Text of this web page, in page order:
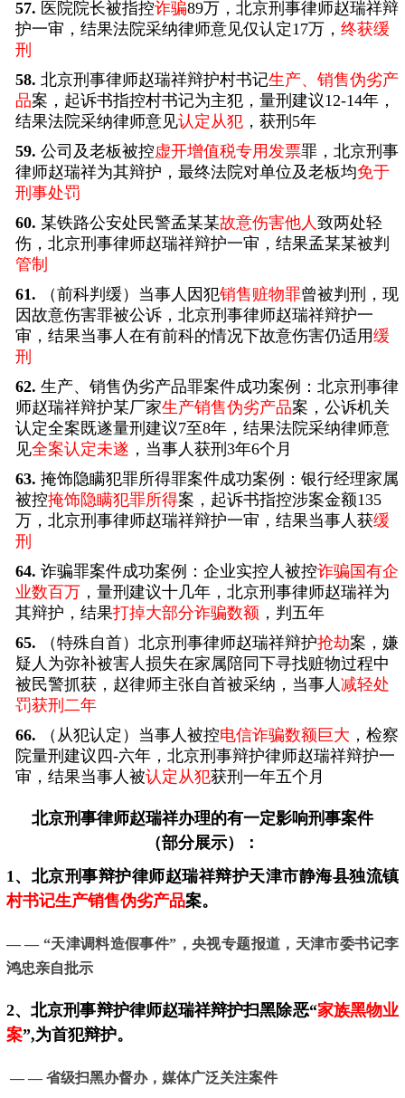
57. 医院院长被指控诈骗89万，北京刑事律师赵瑞祥辩
护一审，结果法院采纳律师意见仅认定17万， 终获缓
刑
58. 北京刑事律师赵瑞祥辩护村书记生产、销售伪劣产
品案，起诉书指控村书记为主犯，量刑建议12-14年，
结果法院采纳律师意见认定从犯 ，获刑5年
59. 公司及老板被控虚开增值税专用发票罪，北京刑事
律师赵瑞祥为其辩护，最终法院对单位及老板均免于
刑事处罚
60. 某铁路公安处民警孟某某故意伤害他人 致两处轻
伤，北京刑事律师赵瑞祥辩护一审，结果孟某某被判
管制
61.
（前科判缓）当事人因犯销售赃物罪曾被判刑，现
因故意伤害罪被公诉，北京刑事律师赵瑞祥辩护一
审，结果当事人在有前科的情况下故意伤害仍适用缓
刑
62. 生产、销售伪劣产品罪案件成功案例：北京刑事律
师赵瑞祥辩护某厂家生产销售伪劣产品案，公诉机关
认定全案既遂量刑建议7至8年，结果法院采纳律师意
见全案认定未遂 ，当事人获刑3年6个月
63. 掩饰隐瞒犯罪所得罪案件成功案例：银行经理家属
被控掩饰隐瞒犯罪所得案，起诉书指控涉案金额135
万，北京刑事律师赵瑞祥辩护一审，结果当事人获缓
刑
64. 诈骗罪案件成功案例：企业实控人被控诈骗国有企
业数百万 ，量刑建议十几年，北京刑事律师赵瑞祥为
其辩护，结果打掉大部分诈骗数额 ，判五年
65.
（特殊自首）北京刑事律师赵瑞祥辩护抢劫案，嫌
疑人为弥补被害人损失在家属陪同下寻找赃物过程中
被民警抓获，赵律师主张自首被采纳，当事人 减轻处
罚获刑二年
66.
（从犯认定）当事人被控电信诈骗数额巨大 ，检察
院量刑建议四-六年，北京刑事辩护律师赵瑞祥辩护一
审，结果当事人被认定从犯获刑一年五个月
北京刑事律师赵瑞祥办理的有一定影响刑事案件
（部分展示）：
1、北京刑事辩护律师赵瑞祥辩护天津市静海县独流镇
村书记生产销售伪劣产品案。
— — “天津调料造假事件”， 央视专题报道，天津市委书记李
鸿忠亲自批示
2、北京刑事辩护律师赵瑞祥辩护扫黑除恶“家族黑物业
案”,为首犯辩护。
— — 省级扫黑办督办，媒体广泛关注案件